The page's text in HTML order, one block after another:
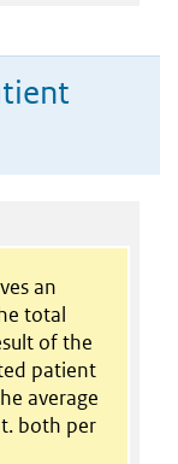
an
total
of the
patient
average
both per